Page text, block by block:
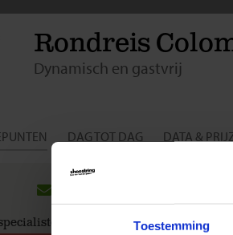
Toestemming
Rondreis
Dynamisch en gastvrij
DAG TOT DAG DATA &
Tijdens